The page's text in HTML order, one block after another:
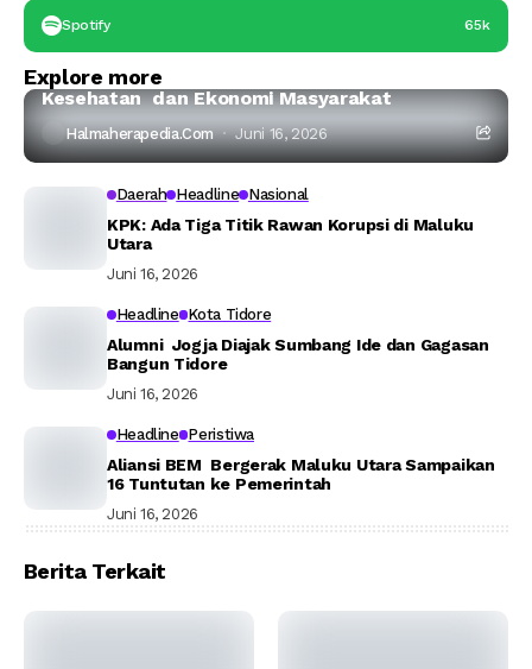
Spotify 65k
Explore more
Ahli IPB:Tambang Nikel di Haltim Ancam Laut,
Kesehatan dan Ekonomi Masyarakat
Halmaherapedia.com Juni 16, 2026
Daerah Headline Nasional
KPK: Ada Tiga Titik Rawan Korupsi di Maluku
Utara
Juni 16, 2026
Headline Kota Tidore
Alumni Jogja Diajak Sumbang Ide dan Gagasan
Bangun Tidore
Juni 16, 2026
Headline Peristiwa
Aliansi BEM Bergerak Maluku Utara Sampaikan
16 Tuntutan ke Pemerintah
Juni 16, 2026
Berita Terkait